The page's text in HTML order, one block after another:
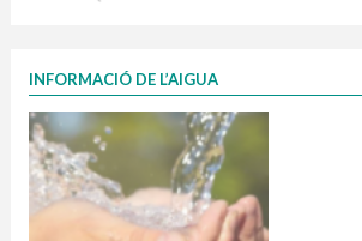
INFORMACIÓ DE L’AIGUA